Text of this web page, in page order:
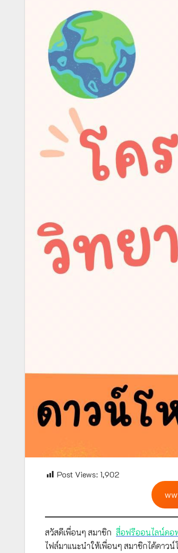
Post Views: 1,902
สวัสดีเพื่อนๆ สมาชิก สื่อฟรีออนไลน์ดอ
ไฟล์มาแนะนำให้เพื่อนๆ สมาชิกได้ดาวน์